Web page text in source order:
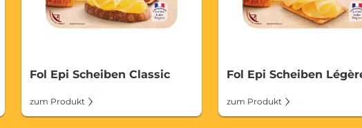
Fol Epi Scheiben Classic
zum Produkt
Fol Epi Scheiben
zum Produkt